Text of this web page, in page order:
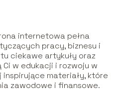
internetowa pełna
pracy, biznesu i
ciekawe artykuły oraz
w edukacji i rozwoju w
materiały, które
zawodowe i finansowe.